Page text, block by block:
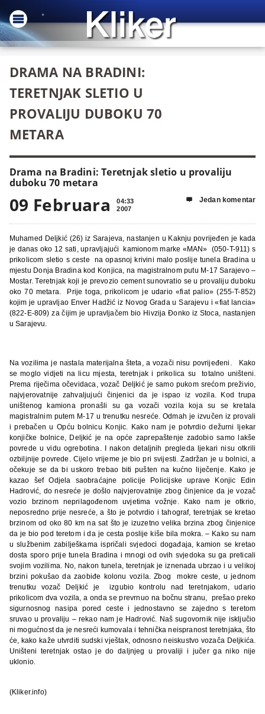
DRAMA NA BRADINI:
TERETNJAK SLETIO U
PROVALIJU DUBOKU 70
METARA
Drama na Bradini: Teretnjak sletio u provaliju
duboku 70 metara
09 Februara
04:33
2007
 Jedan komentar
Muhamed Deljkić (26) iz Sarajeva, nastanjen u Kaknju povrijeđen je kada
je danas oko 12 sati, upravljajući kamionom marke «MAN» (050-T-911) s
prikolicom sletio s ceste na opasnoj krivini malo poslije tunela Bradina u
mjestu Donja Bradina kod Konjica, na magistralnom putu M-17 Sarajevo –
Mostar. Teretnjak koji je prevozio cement sunovratio se u provaliju duboku
oko 70 metara.
Prije toga, prikolicom je udario «fiat palio» (255-T-852)
kojim je upravljao Enver Hadžić iz Novog Grada u Sarajevu i «fiat lancia»
(822-E-809) za čijim je upravljačem bio Hivzija Đonko iz Stoca, nastanjen
u Sarajevu.
Na vozilima je nastala materijalna šteta, a vozači nisu povrijeđeni.
Kako
se moglo vidjeti na licu mjesta, teretnjak i prikolica su totalno uništeni.
Prema riječima očevidaca, vozač Deljkić je samo pukom srećom preživio,
najvjerovatnije zahvaljujući činjenici da je ispao iz vozila. Kod trupa
uništenog kamiona pronašli su ga vozači vozila koja su se kretala
magistralnim putem M-17 u trenutku nesreće. Odmah je izvučen iz provali
i prebačen u Opću bolnicu Konjic. Kako nam je potvrdio dežurni ljekar
konjičke bolnice, Deljkić je na opće zaprepaštenje zadobio samo lakše
povrede u vidu ogrebotina. I nakon detaljnih pregleda ljekari nisu otkrili
ozbiljnije povrede. Cijelo vrijeme je bio pri svijesti. Zadržan je u bolnici, a
očekuje se da bi uskoro trebao biti pušten na kućno liječenje.
Kako je
kazao šef Odjela saobraćajne policije Policijske uprave Konjic Edin
Hadrović, do nesreće je došlo najvjerovatnije zbog činjenice da je vozač
vozio brzinom neprilagođenom uvjetima vožnje. Kako nam je otkrio,
neposredno prije nesreće, a što je potvrdio i tahograf, teretnjak se kretao
brzinom od oko 80 km na sat što je izuzetno velika brzina zbog činjenice
da je bio pod teretom i da je cesta poslije kiše bila mokra. – Kako su nam
u službenim zabilješkama ispričali svjedoci događaja, kamion se kretao
dosta sporo prije tunela Bradina i mnogi od ovih svjedoka su ga preticali
svojim vozilima. No, nakon tunela, teretnjak je iznenada ubrzao i u velikoj
brzini pokušao da zaobiđe kolonu vozila. Zbog mokre ceste, u jednom
trenutku vozač Deljkić je izgubio kontrolu nad teretnjakom, udario
prikolicom dva vozila, a onda se prevrnuo na bočnu stranu, prešao preko
sigurnosnog nasipa pored ceste i jednostavno se zajedno s teretom
sruvao u provaliju – rekao nam je Hadrović.
Naš sugovornik nije isključio
ni mogućnost da je nesreći kumovala i tehnička neispranost teretnjaka, što
će, kako kaže utvrditi sudski vještak, odnosno neiskustvo vozača Deljkića.
Uništeni teretnjak ostao je do daljnjeg u provaliji i jučer ga niko nije
uklonio.
(Kliker.info)